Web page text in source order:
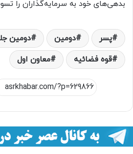
بدهی‌های خود به سرمایه‌گذاران را
پسر دومین
دومین
قوه فضائیه
معاون اول